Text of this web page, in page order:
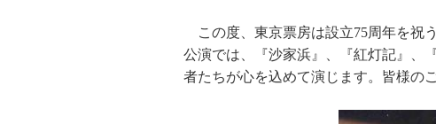
この度、東京票房は設立75周年を祝
公演では、『沙家浜』、『紅灯記』、
者たちが心を込めて演じます。皆様の